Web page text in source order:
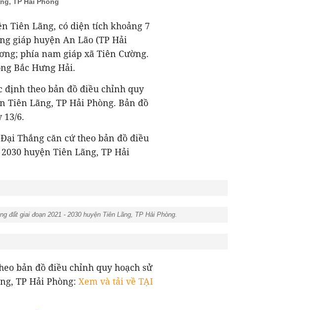
Tiên Lãng, có diện tích khoảng 7
giáp huyện An Lão (TP Hải
phía nam giáp xã Tiên Cường.
Bắc Hưng Hải.
định theo bản đồ điều chỉnh quy
Tiên Lãng, TP Hải Phòng. Bản đồ
13/6.
Thắng căn cứ theo bản đồ điều
huyện Tiên Lãng, TP Hải
đất giai đoạn 2021 - 2030 huyện Tiên Lãng, TP Hải Phòng.
bản đồ điều chỉnh quy hoạch sử
TP Hải Phòng: Xem và tải về TẠI